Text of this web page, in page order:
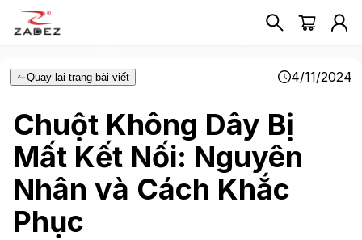
Quay lại trang bài viết 4/11/2024
Chuột Không Dây Bị
Mất Kết Nối: Nguyên
Nhân và Cách Khắc
Phục